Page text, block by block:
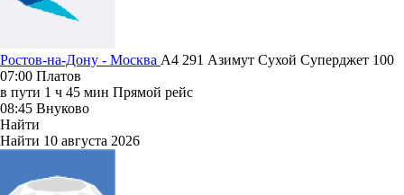
Ростов-на-Дону - Москва A4 291 Азимут Сухой Суперджет 100
07:00 Платов
в пути 1 ч 45 мин Прямой рейс
08:45 Внуково
Найти
Найти 10 августа 2026